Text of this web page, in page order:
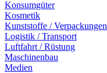
Konsumgüter
Kosmetik
Kunststoffe / Verpackungen
Logistik / Transport
Luftfahrt / Rüstung
Maschinenbau
Medien